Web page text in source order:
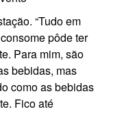
“Tudo em
pôde ter
Para mim, são
bebidas, mas
como as bebidas
Fico até